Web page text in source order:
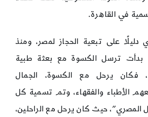
في القاهرة.
دليلًا على تبعية الحجاز لمصر، ومنذ
بدأت ترسل الكسوة مع بعثة طبية
فكان يرحل مع الكسوة، الجمال
الأطباء والفقهاء، وتم تسمية كل
المصري”، حيث كان يرحل مع الراحلين،